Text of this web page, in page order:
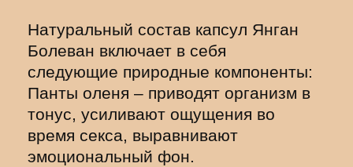
Натуральный состав капсул Янган
Болеван включает в себя
следующие природные компоненты:
Панты оленя – приводят организм в
тонус, усиливают ощущения во
время секса, выравнивают
эмоциональный фон.